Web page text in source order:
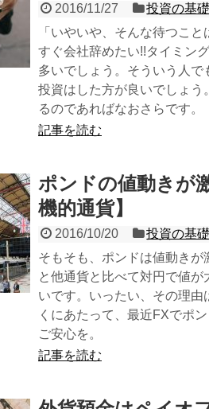
2016/11/27
投資の基礎
「いやいや、そんな待つこ
すぐ会社辞めたい!!タイミン
多いでしょう。そういう人で
投資はした方が良いでしょ
るのであればなおさらです。
記事を読む
ポンドの値動きが
機的通貨】
2016/10/20
投資の基礎
そもそも、ポンドは値動き
と他通貨と比べて対円で値
いです。いったい、その理
くにあたって、最近FXでポ
ご安心を。
記事を読む